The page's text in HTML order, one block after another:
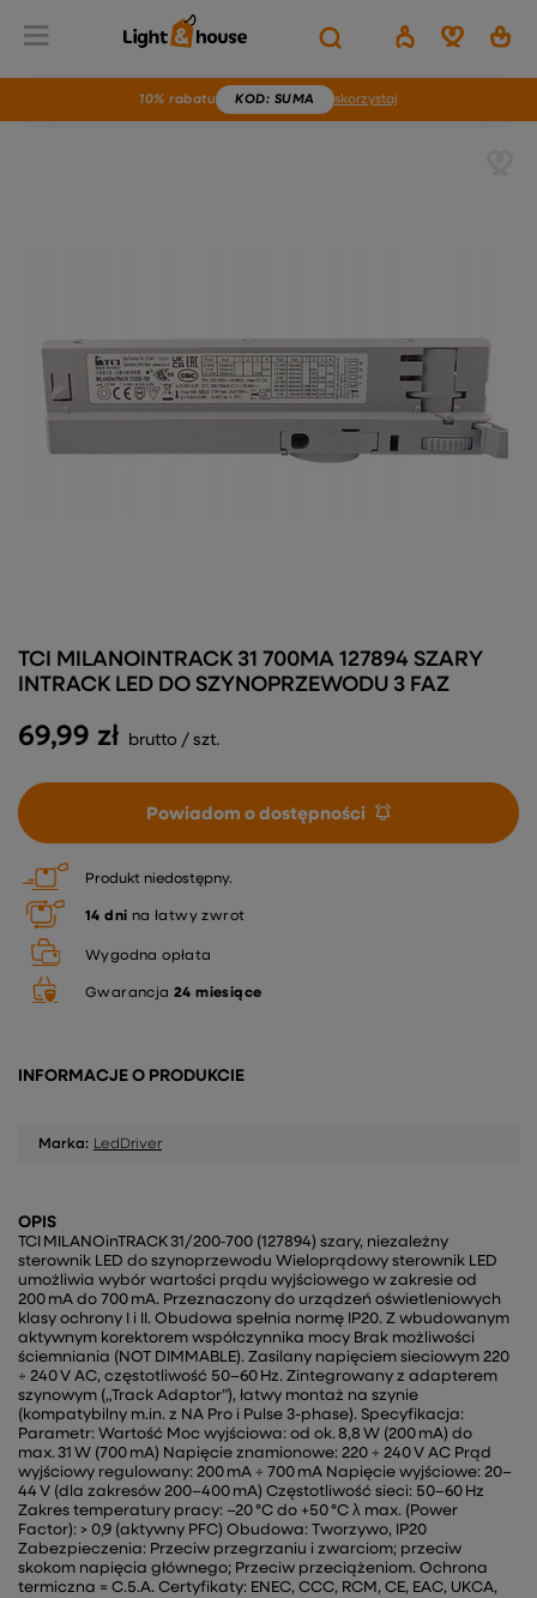
10% rabatu KOD: SUMA skorzystaj
69,99 zł brutto / szt.
Powiadom o dostępności
TCI MILANOINTRACK 31 700MA 127894 SZARY
INTRACK LED DO SZYNOPRZEWODU 3 FAZ
Produkt niedostępny
14 dni na łatwy zwrot
Wygodna opłata
Gwarancja 24 miesiące
INFORMACJE O PRODUKCIE
Marka: LedDriver
OPIS
TCI MILANOinTRACK 31/200‑700 (127894) szary, niezależny
sterownik LED do szynoprzewodu Wieloprądowy sterownik LED
umożliwia wybór wartości prądu wyjściowego w zakresie od
200 mA do 700 mA. Przeznaczony do urządzeń oświetleniowych
klasy ochrony I i II. Obudowa spełnia normę IP20. Z wbudowanym
aktywnym korektorem współczynnika mocy Brak możliwości
ściemniania (NOT DIMMABLE). Zasilany napięciem sieciowym 220
÷ 240 V AC, częstotliwość 50–60 Hz. Zintegrowany z adapterem
szynowym („Track Adaptor”), łatwy montaż na szynie
(kompatybilny m.in. z NA Pro i Pulse 3-phase). Specyfikacja:
Parametr: Wartość Moc wyjściowa: od ok. 8,8 W (200 mA) do
max. 31 W (700 mA) Napięcie znamionowe: 220 ÷ 240 V AC Prąd
wyjściowy regulowany: 200 mA ÷ 700 mA Napięcie wyjściowe: 20–
44 V (dla zakresów 200–400 mA) Częstotliwość sieci: 50–60 Hz
Zakres temperatury pracy: –20 °C do +50 °C λ max. (Power
Factor): > 0,9 (aktywny PFC) Obudowa: Tworzywo, IP20
Zabezpieczenia: Przeciw przegrzaniu i zwarciom; przeciw
skokom napięcia głównego; Przeciw przeciążeniom. Ochrona
termiczna = C.5.A. Certyfikaty: ENEC, CCC, RCM, CE, EAC, UKCA,